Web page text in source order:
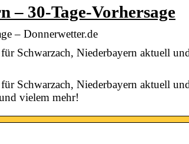
– 30-Tage-Vorhersage
– Donnerwetter.de
Schwarzach, Niederbayern aktuell
Schwarzach, Niederbayern aktuell
vielem mehr!